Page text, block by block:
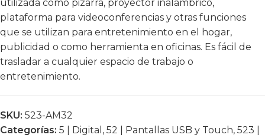
utilizada como pizarra, proyector inalámbrico,
plataforma para videoconferencias y otras funciones
que se utilizan para entretenimiento en el hogar,
publicidad o como herramienta en oficinas. Es fácil de
trasladar a cualquier espacio de trabajo o
entretenimiento.
SKU: 523-AM32
Categorías: 5 | Digital , 52 | Pantallas USB y Touch, 523 |